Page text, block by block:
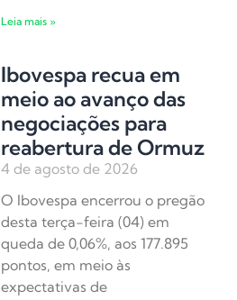
Leia mais »
Ibovespa recua em
meio ao avanço das
negociações para
reabertura de Ormuz
4 de agosto de 2026
O Ibovespa encerrou o pregão
desta terça-feira (04) em
queda de 0,06%, aos 177.895
pontos, em meio às
expectativas de